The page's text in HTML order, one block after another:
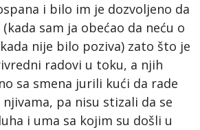
i bilo im je dozvoljeno da
sam ja obećao da neću o
nije bilo poziva) zato što je
radovi u toku, a njih
sa smena jurili kući da rade
pa nisu stizali da se
i uma sa kojim su došli u